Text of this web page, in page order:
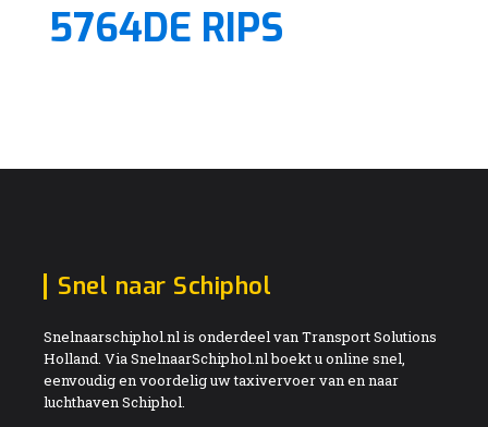
5764DE RIPS
Snel naar Schiphol
Snelnaarschiphol.nl is onderdeel van Transport Solutions
Holland. Via SnelnaarSchiphol.nl boekt u online snel,
eenvoudig en voordelig uw taxivervoer van en naar
luchthaven Schiphol.